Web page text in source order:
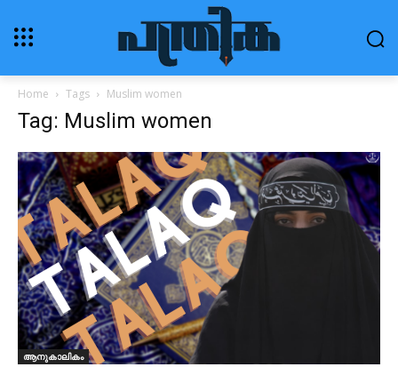
Home Tags Muslim women
Tag: Muslim women
ആനുകാലികം